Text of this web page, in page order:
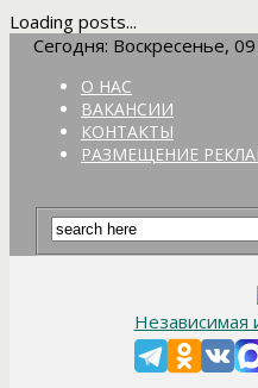
Loading posts...
Сегодня: Воскресенье,
О НАС
ВАКАНСИИ
КОНТАКТЫ
РАЗМЕЩЕНИЕ
Независимая